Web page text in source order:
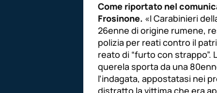
Come riportato nel
Frosinone. «I Carabinieri
26enne di origine rumene,
polizia per reati contro il
reato di “furto con
querela sporta da una
l’indagata, appostatasi nei